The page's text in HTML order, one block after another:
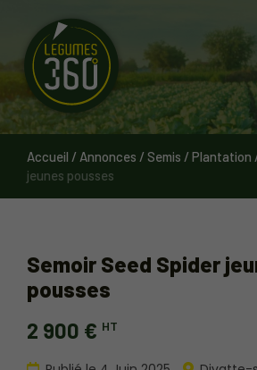
Accueil / Annonces / Semis / Plantation
jeunes pousses
Semoir Seed Spider
pousses
2 900 € HT